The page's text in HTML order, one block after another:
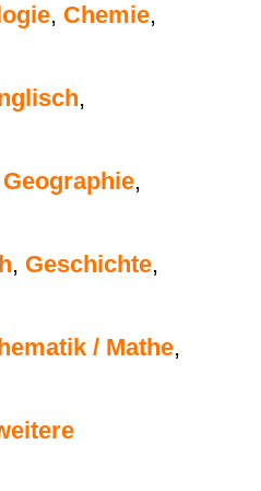
, Chemie,
,
,
, Geschichte,
/ Mathe,